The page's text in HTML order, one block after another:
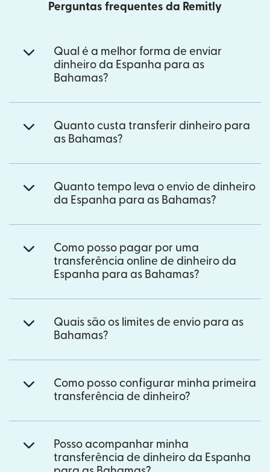
Perguntas frequentes da Remitly
Qual é a melhor forma de enviar
dinheiro da Espanha para as
Bahamas?
Quanto custa transferir dinheiro para
as Bahamas?
Quanto tempo leva o envio de dinheiro
da Espanha para as Bahamas?
Como posso pagar por uma
transferência online de dinheiro da
Espanha para as Bahamas?
Quais são os limites de envio para as
Bahamas?
Como posso configurar minha primeira
transferência de dinheiro?
Posso acompanhar minha
transferência de dinheiro da Espanha